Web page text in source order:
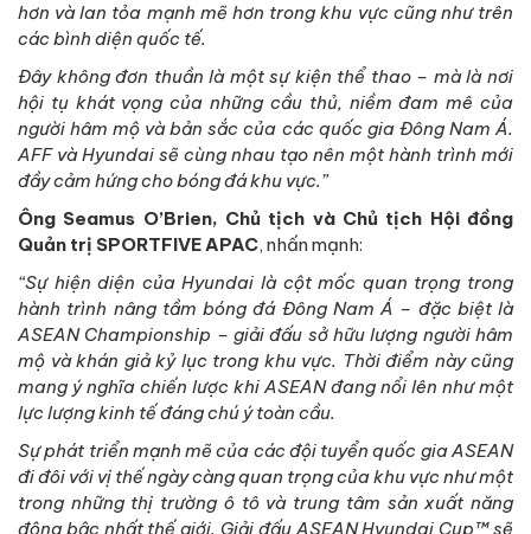
hơn và lan tỏa mạnh mẽ hơn trong khu vực cũng như trên
các bình diện quốc tế.
Đây không đơn thuần là một sự kiện thể thao – mà là nơi
hội tụ khát vọng của những cầu thủ, niềm đam mê của
người hâm mộ và bản sắc của các quốc gia Đông Nam Á.
AFF và Hyundai sẽ cùng nhau tạo nên một hành trình mới
đầy cảm hứng cho bóng đá khu vực.”
Ông Seamus O’Brien, Chủ tịch và Chủ tịch Hội đồng
Quản trị SPORTFIVE APAC, nhấn mạnh:
“Sự hiện diện của Hyundai là cột mốc quan trọng trong
hành trình nâng tầm bóng đá Đông Nam Á – đặc biệt là
ASEAN Championship – giải đấu sở hữu lượng người hâm
mộ và khán giả kỷ lục trong khu vực. Thời điểm này cũng
mang ý nghĩa chiến lược khi ASEAN đang nổi lên như một
lực lượng kinh tế đáng chú ý toàn cầu.
Sự phát triển mạnh mẽ của các đội tuyển quốc gia ASEAN
đi đôi với vị thế ngày càng quan trọng của khu vực như một
trong những thị trường ô tô và trung tâm sản xuất năng
động bậc nhất thế giới. Giải đấu ASEAN Hyundai Cup™ sẽ